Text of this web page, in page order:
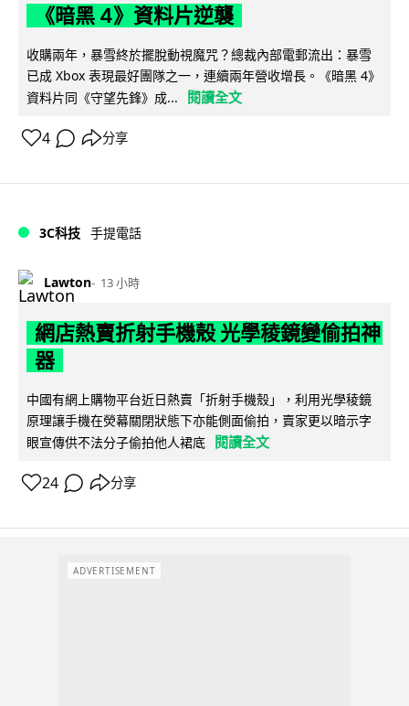
《暗黑 4》資料片逆襲
收購兩年，暴雪終於擺脫動視魔咒？總裁內部電郵流出：暴雪
已成 Xbox 表現最好團隊之一，連續兩年營收增長。《暗黑 4》
資料片同《守望先鋒》成...
閱讀全文
4 分享
3C科技 手提電話
Lawton 13 小時
網店熱賣折射手機殼 光學稜鏡變偷拍神
器
中國有網上購物平台近日熱賣「折射手機殼」，利用光學稜鏡
原理讓手機在熒幕關閉狀態下亦能側面偷拍，賣家更以暗示字
眼宣傳供不法分子偷拍他人裙底 閱讀全文
24 分享
ADVERTISEMENT